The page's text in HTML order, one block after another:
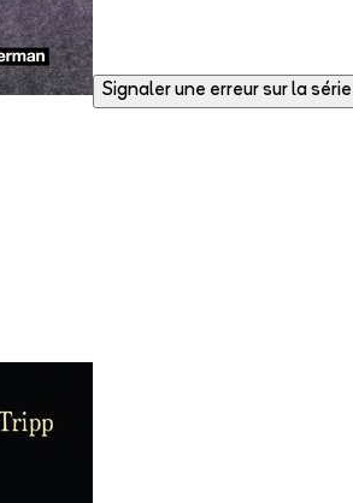
Signaler une erreur sur la série